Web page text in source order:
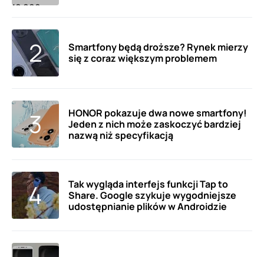
Smartfony będą droższe? Rynek mierzy
się z coraz większym problemem
HONOR pokazuje dwa nowe smartfony!
Jeden z nich może zaskoczyć bardziej
nazwą niż specyfikacją
Tak wygląda interfejs funkcji Tap to
Share. Google szykuje wygodniejsze
udostępnianie plików w Androidzie